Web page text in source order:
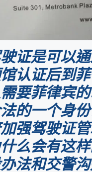
证是可以
认证后到
要菲律宾
的一个身
强驾驶证
么会有这
法和交警